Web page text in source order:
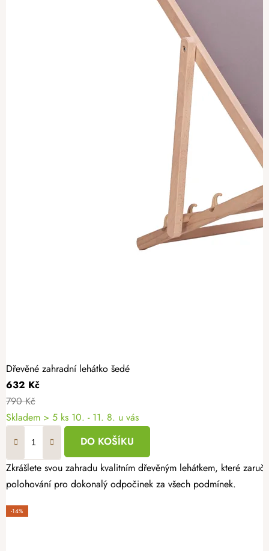
Dřevěné zahradní lehátko šedé
632 Kč
790 Kč
Skladem > 5 ks 10. - 11. 8. u vás
DO KOŠÍKU
Zkrášlete svou zahradu kvalitním dřevěným lehátkem, které
polohování pro dokonalý odpočinek za všech podmínek.
-14%